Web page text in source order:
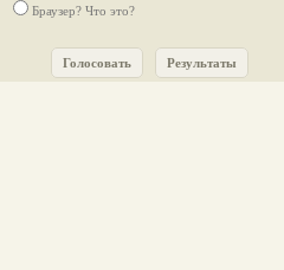
Браузер? Что это?
Голосовать Результаты